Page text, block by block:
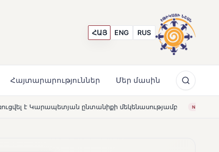
ՀԱՅ ENG RUS
Հայտարարություններ Մեր մասին
մեկենասությամբ NEWS Լողավազա՞ն, թե՞